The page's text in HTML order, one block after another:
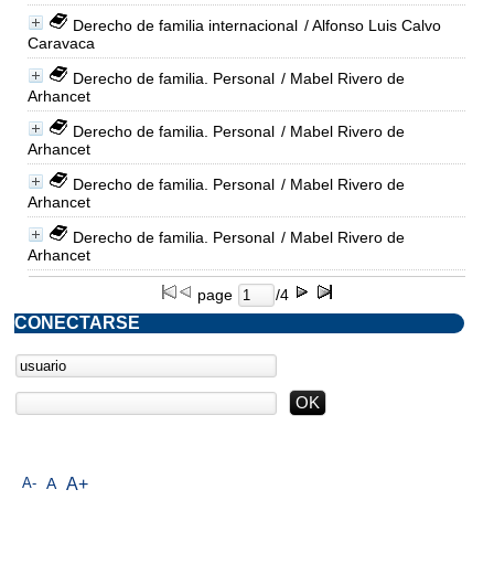
Derecho de familia internacional / Alfonso Luis Calvo
Caravaca
Derecho de familia. Personal / Mabel Rivero de
Arhancet
Derecho de familia. Personal / Mabel Rivero de
Arhancet
Derecho de familia. Personal / Mabel Rivero de
Arhancet
Derecho de familia. Personal / Mabel Rivero de
Arhancet
page /4
A- A A+
CONECTARSE